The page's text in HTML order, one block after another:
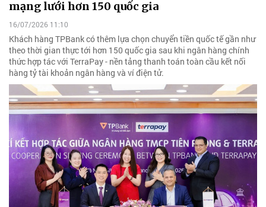
mạng lưới hơn 150 quốc gia
16/07/2026 11:10
Khách hàng TPBank có thêm lựa chọn chuyển tiền quốc tế gần như
theo thời gian thực tới hơn 150 quốc gia sau khi ngân hàng chính
thức hợp tác với TerraPay - nền tảng thanh toán toàn cầu kết nối
hàng tỷ tài khoản ngân hàng và ví điện tử.